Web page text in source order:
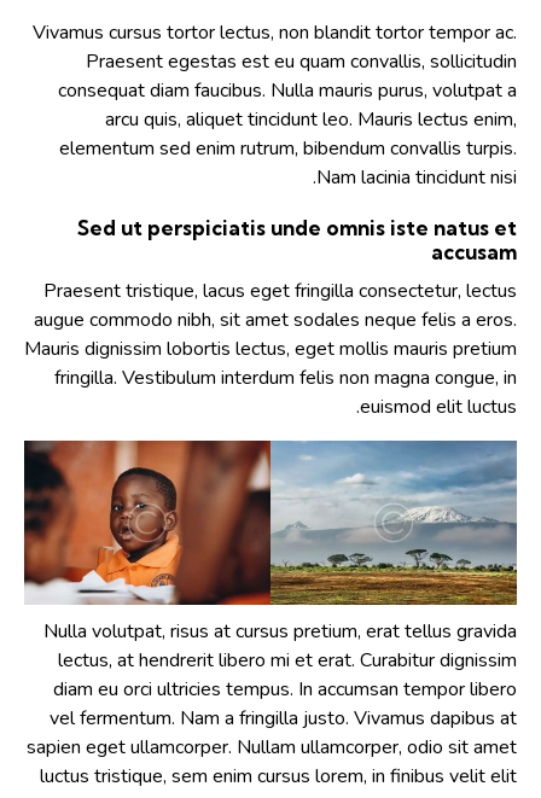
Vivamus cursus tortor lectus, non blandit tortor tempor ac.
Praesent egestas est eu quam convallis, sollicitudin
consequat diam faucibus. Nulla mauris purus, volutpat a
arcu quis, aliquet tincidunt leo. Mauris lectus enim,
elementum sed enim rutrum, bibendum convallis turpis.
Nam lacinia tincidunt nisi.
Sed ut perspiciatis unde omnis iste natus et
accusam
Praesent tristique, lacus eget fringilla consectetur, lectus
augue commodo nibh, sit amet sodales neque felis a eros.
Mauris dignissim lobortis lectus, eget mollis mauris pretium
fringilla. Vestibulum interdum felis non magna congue, in
euismod elit luctus.
Nulla volutpat, risus at cursus pretium, erat tellus gravida
lectus, at hendrerit libero mi et erat. Curabitur dignissim
diam eu orci ultricies tempus. In accumsan tempor libero
vel fermentum. Nam a fringilla justo. Vivamus dapibus at
sapien eget ullamcorper. Nullam ullamcorper, odio sit amet
luctus tristique, sem enim cursus lorem, in finibus velit elit